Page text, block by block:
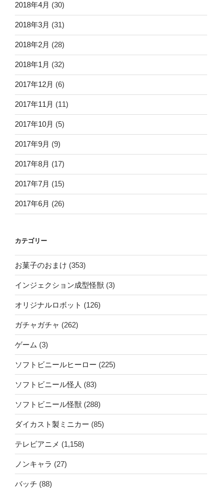
2018年4月 (30)
2018年3月 (31)
2018年2月 (28)
2018年1月 (32)
2017年12月 (6)
2017年11月 (11)
2017年10月 (5)
2017年9月 (9)
2017年8月 (17)
2017年7月 (15)
2017年6月 (26)
カテゴリー
お菓子のおまけ (353)
インジェクション成型怪獣 (3)
オリジナルロボット (126)
ガチャガチャ (262)
ゲーム (3)
ソフトビニールヒーロー (225)
ソフトビニール怪人 (83)
ソフトビニール怪獣 (288)
ダイカスト製ミニカー (85)
テレビアニメ (1,158)
ノンキャラ (27)
バッチ (88)